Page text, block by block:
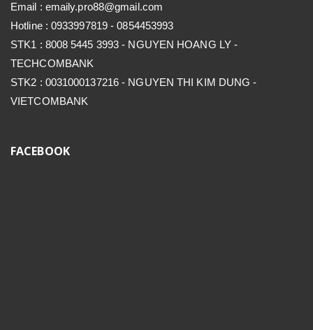
Email : emaily.pro88@gmail.com
Hotline : 0933997819 - 0854453993
STK1 : 8008 5445 3993 - NGUYEN HOANG LY -
TECHCOMBANK
STK2 : 0031000137216 - NGUYEN THI KIM DUNG -
VIETCOMBANK
FACEBOOK